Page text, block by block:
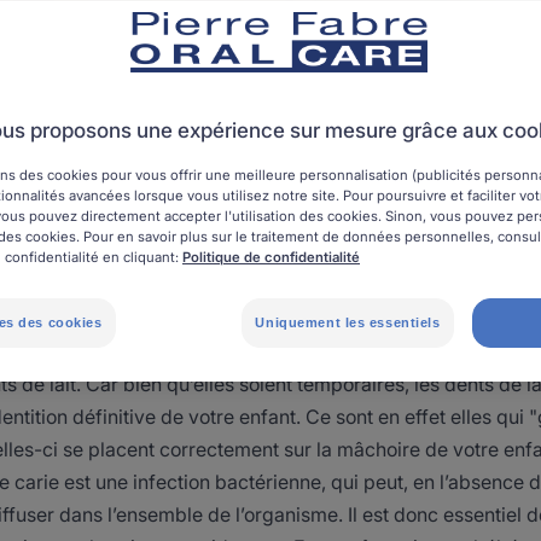
Santé des dents de l'enfant
une carie chez l'enfant
vite la carie sur la dent de lait ou la dent définitive de
en carie profonde. Car, comme pour les adultes, les
seules. Elles doivent donc être soignées par un
de lait. Car bien qu’elles soient temporaires, les dents de
définitive de votre enfant. Ce sont en effet elles qui
ci se placent correctement sur la mâchoire de votre
carie est une infection bactérienne, qui peut, en l’absence
dans l’ensemble de l’organisme. Il est donc essentiel
proposons une expérience sur mesure grâce aux
des cookies pour vous offrir une meilleure personnalisation (publicités
avancées lorsque vous utilisez notre site. Pour poursuivre et faciliter
pouvez directement accepter l'utilisation des cookies. Sinon, vous pouvez
cookies. Pour en savoir plus sur le traitement de données personnelles,
confidentialité en cliquant: Politique de confidentialité
des cookies Uniquement les essentiels